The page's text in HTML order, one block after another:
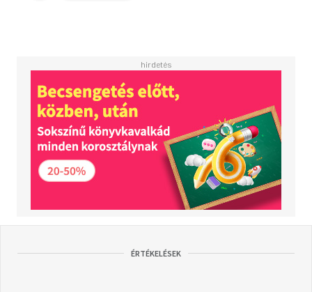
ÉRTÉKELÉSEK